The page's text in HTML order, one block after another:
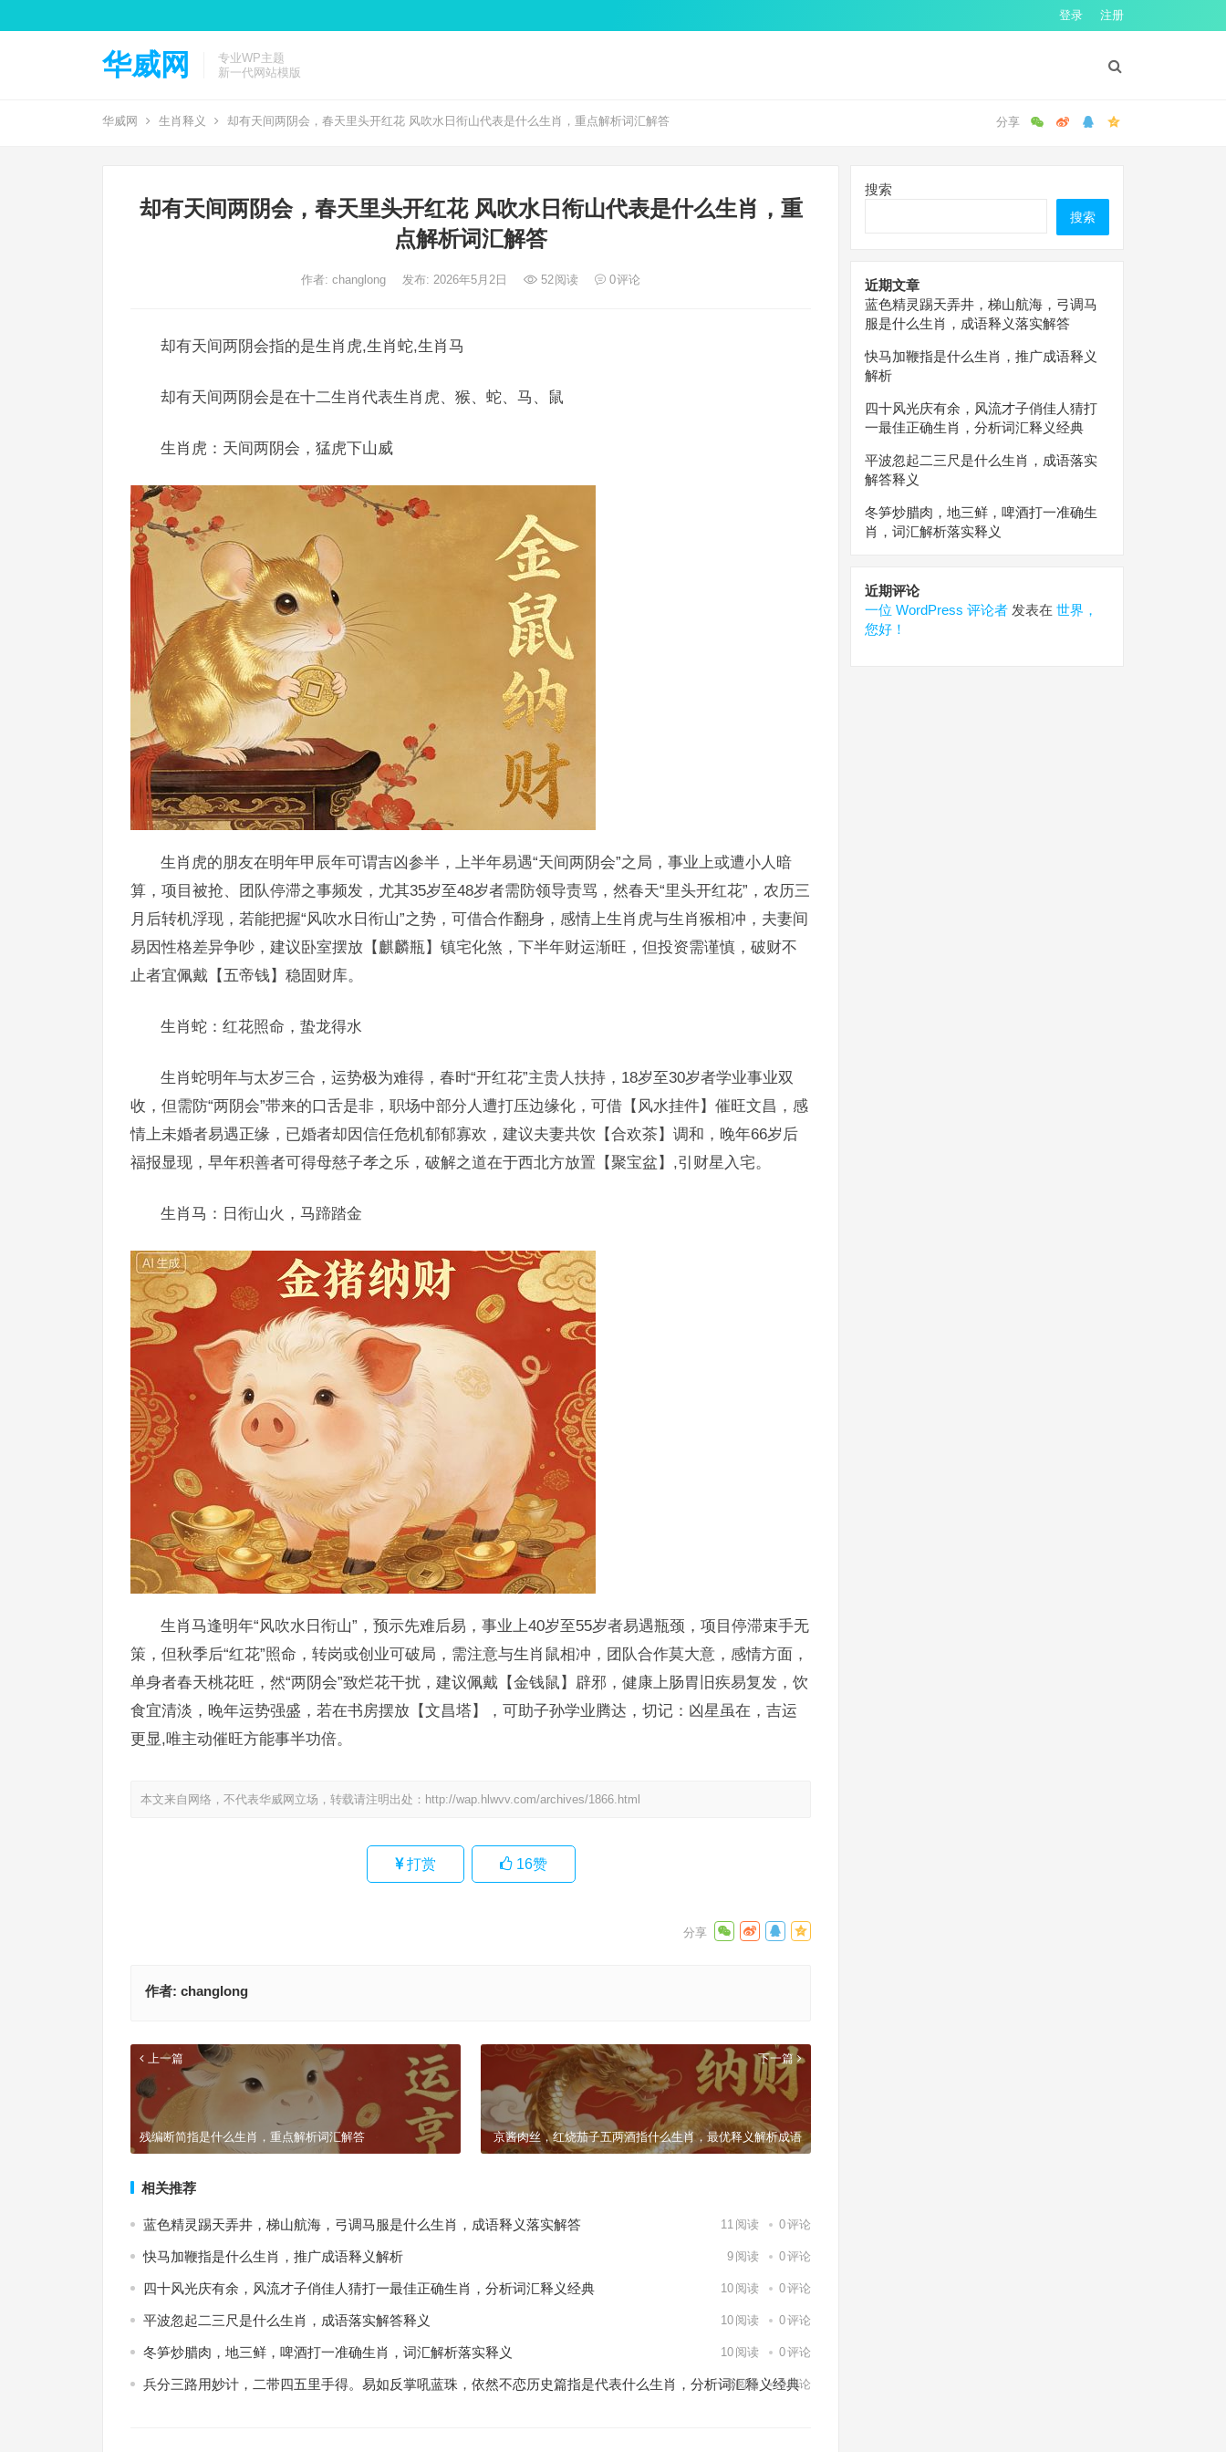
登录 注册
华威网
专业WP主题
新一代网站模版
华威网 生肖释义 却有天间两阴会，春天里头开红花 风吹水日衔山代表是什么生肖，重点解析词汇解答
却有天间两阴会，春天里头开红花 风吹水日衔山代表是什么生肖，重
点解析词汇解答
作者: changlong 发布: 2026年5月2日 52阅读 0评论
却有天间两阴会指的是生肖虎,生肖蛇,生肖马
却有天间两阴会是在十二生肖代表生肖虎、猴、蛇、马、鼠
生肖虎：天间两阴会，猛虎下山威
生肖虎的朋友在明年甲辰年可谓吉凶参半，上半年易遇“天间两阴会”之局，事业上或遭小人暗
算，项目被抢、团队停滞之事频发，尤其35岁至48岁者需防领导责骂，然春天“里头开红花”，农历三
月后转机浮现，若能把握“风吹水日衔山”之势，可借合作翻身，感情上生肖虎与生肖猴相冲，夫妻间
易因性格差异争吵，建议卧室摆放【麒麟瓶】镇宅化煞，下半年财运渐旺，但投资需谨慎，破财不
止者宜佩戴【五帝钱】稳固财库。
生肖蛇：红花照命，蛰龙得水
生肖蛇明年与太岁三合，运势极为难得，春时“开红花”主贵人扶持，18岁至30岁者学业事业双
收，但需防“两阴会”带来的口舌是非，职场中部分人遭打压边缘化，可借【风水挂件】催旺文昌，感
情上未婚者易遇正缘，已婚者却因信任危机郁郁寡欢，建议夫妻共饮【合欢茶】调和，晚年66岁后
福报显现，早年积善者可得母慈子孝之乐，破解之道在于西北方放置【聚宝盆】,引财星入宅。
生肖马：日衔山火，马蹄踏金
生肖马逢明年“风吹水日衔山”，预示先难后易，事业上40岁至55岁者易遇瓶颈，项目停滞束手无
策，但秋季后“红花”照命，转岗或创业可破局，需注意与生肖鼠相冲，团队合作莫大意，感情方面，
单身者春天桃花旺，然“两阴会”致烂花干扰，建议佩戴【金钱鼠】辟邪，健康上肠胃旧疾易复发，饮
食宜清淡，晚年运势强盛，若在书房摆放【文昌塔】，可助子孙学业腾达，切记：凶星虽在，吉运
更显,唯主动催旺方能事半功倍。
本文来自网络，不代表华威网立场，转载请注明出处： http://wap.hlwvv.com/archives/1866.html
打赏 16赞
作者: changlong
上一篇
残编断简指是什么生肖，重点解析词汇解答
下一篇
京酱肉丝，红烧茄子五两酒指什么生肖，最优释义解析成语
相关推荐
蓝色精灵踢天弄井，梯山航海，弓调马服是什么生肖，成语释义落实解答 11 阅读 0评论
快马加鞭指是什么生肖，推广成语释义解析 9 阅读 0评论
四十风光庆有余，风流才子俏佳人猜打一最佳正确生肖，分析词汇释义经典 10 阅读 0评论
平波忽起二三尺是什么生肖，成语落实解答释义 10 阅读 0评论
冬笋炒腊肉，地三鲜，啤酒打一准确生肖，词汇解析落实释义 10 阅读 0评论
兵分三路用妙计，二带四五里手得。易如反掌吼蓝珠，依然不恋历史篇指是代表什么生肖，分析词汇释义经典
8 阅读 0评论
搜索
搜索
近期文章
蓝色精灵踢天弄井，梯山航海，弓调马
服是什么生肖，成语释义落实解答
快马加鞭指是什么生肖，推广成语释义
解析
四十风光庆有余，风流才子俏佳人猜打
一最佳正确生肖，分析词汇释义经典
平波忽起二三尺是什么生肖，成语落实
解答释义
冬笋炒腊肉，地三鲜，啤酒打一准确生
肖，词汇解析落实释义
近期评论
一位 WordPress 评论者 发表在 世界，
您好！